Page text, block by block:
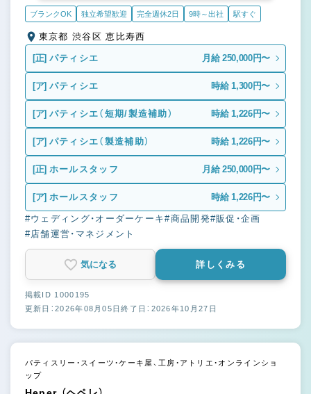
ブランクOK 独立希望歓迎 完全週休2日 9時～出社 駅すぐ
東京都 渋谷区 恵比寿西
[正] パティシエ 月給 250,000円〜
[ア] パティシエ 時給 1,300円〜
[ア] パティシエ（短期/製造補助） 時給 1,226円〜
[ア] パティシエ（製造補助） 時給 1,226円〜
[正] ホールスタッフ 月給 250,000円〜
[ア] ホールスタッフ 時給 1,226円〜
#ウェディング・オーダーケーキ#商品開発#販促・企画
#店舗運営・マネジメント
気になる 詳しくみる
掲載ID 1000195
更新日：2026年08月05日終了日：2026年10月27日
パティスリー・スイーツ・ケーキ屋、工房・アトリエ・オンラインショ
ップ